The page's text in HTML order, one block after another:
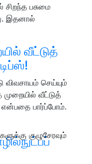
குழுசேரவும்
பசுமை
இதனால்
வீட்டுத்
செய்யும்
வீட்டுத்
பார்ப்போம்.